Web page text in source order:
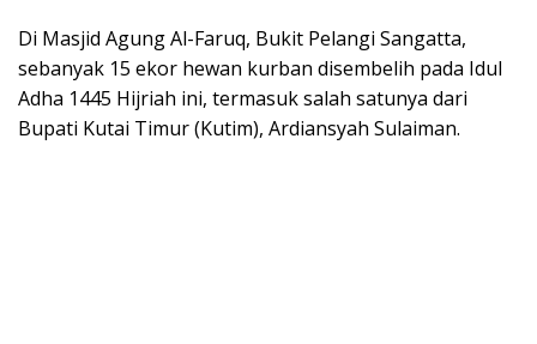
Di Masjid Agung Al-Faruq, Bukit Pelangi Sangatta,
sebanyak 15 ekor hewan kurban disembelih pada Idul
Adha 1445 Hijriah ini, termasuk salah satunya dari
Bupati Kutai Timur (Kutim), Ardiansyah Sulaiman.